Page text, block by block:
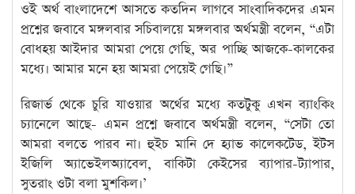
ওই অর্থ বাংলাদেশে আসতে কতদিন লাগবে সাংবাদিকদের এমন
প্রশ্নের জবাবে মঙ্গলবার সচিবালয়ে মঙ্গলবার অর্থমন্ত্রী বলেন, “এটা
বোধহয় আইদার আমরা পেয়ে গেছি, অর পাচ্ছি আজকে-কালকের
মধ্যে। আমার মনে হয় আমরা পেয়েই গেছি।”
রিজার্ভ থেকে চুরি যাওয়ার অর্থের মধ্যে কতটুকু এখন ব্যাংকিং
চ্যানেলে আছে- এমন প্রশ্নে জবাবে অর্থমন্ত্রী বলেন, “সেটা তো
আমরা বলতে পারব না। হুইচ মানি দে হ্যাভ কালেকটেড, ইটস
ইজিলি অ্যাভেইলঅ্যাবেল, বাকিটা কেইসের ব্যাপার-ট্যাপার,
সুতরাং ওটা বলা মুশকিল।’